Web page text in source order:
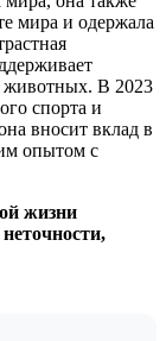
мира и одержала
животных. В 2023
спорта и
вносит вклад в
опытом с
жизни